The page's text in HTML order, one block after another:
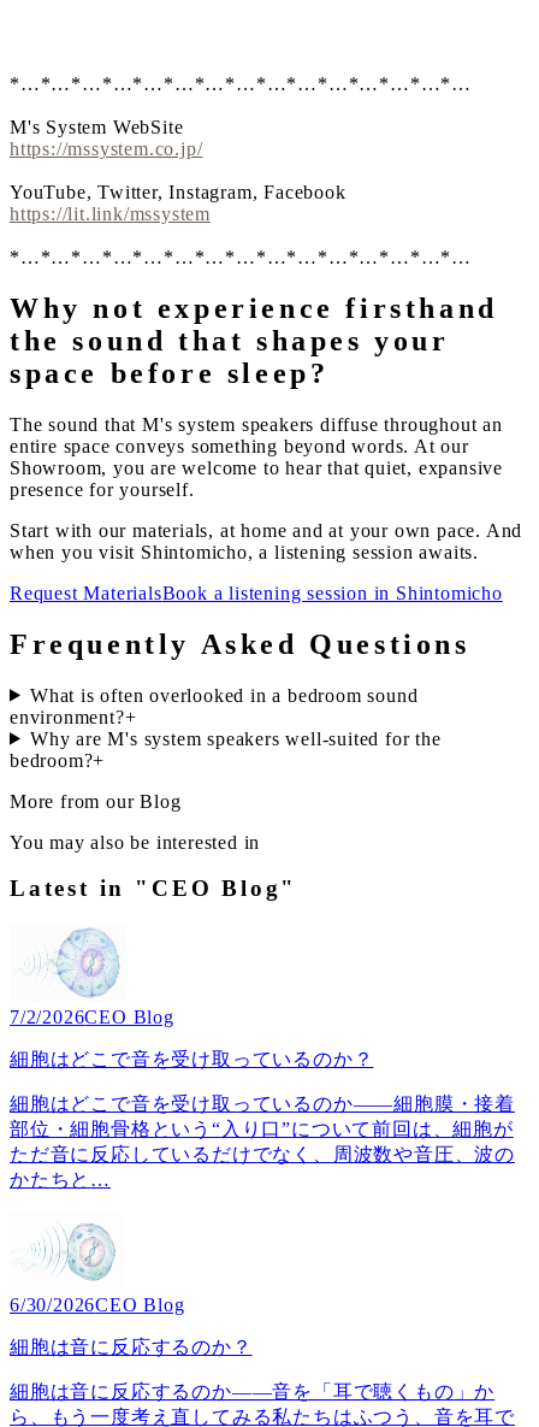
*…*…*…*…*…*…*…*…*…*…*…*…*…*…*…
M's System WebSite
https://mssystem.co.jp/
YouTube, Twitter, Instagram, Facebook
https://lit.link/mssystem
*…*…*…*…*…*…*…*…*…*…*…*…*…*…*…
Why not experience firsthand
the sound that shapes your
space before sleep?
The sound that M's system speakers diffuse throughout an
entire space conveys something beyond words. At our
Showroom, you are welcome to hear that quiet, expansive
presence for yourself.
Start with our materials, at home and at your own pace. And
when you visit Shintomicho, a listening session awaits.
Request MaterialsBook a listening session in Shintomicho
Frequently Asked Questions
What is often overlooked in a bedroom sound
environment?+
Why are M's system speakers well-suited for the
bedroom?+
More from our Blog
You may also be interested in
Latest in "CEO Blog"
7/2/2026CEO Blog
細胞はどこで音を受け取っているのか？
細胞はどこで音を受け取っているのか――細胞膜・接着
部位・細胞骨格という“入り口”について前回は、細胞が
ただ音に反応しているだけでなく、周波数や音圧、波の
かたちと …
6/30/2026CEO Blog
細胞は音に反応するのか？
細胞は音に反応するのか――音を「耳で聴くもの」か
ら、もう一度考え直してみる私たちはふつう、音を耳で